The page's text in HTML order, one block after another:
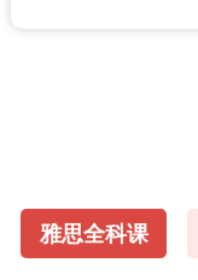
雅思全科课